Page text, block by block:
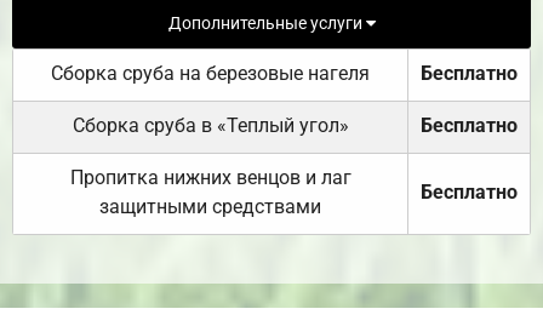
Дополнительные услуги
Сборка сруба на березовые нагеля Бесплатно
Сборка сруба в «Теплый угол» Бесплатно
Пропитка нижних венцов и лаг
защитными средствами
Бесплатно